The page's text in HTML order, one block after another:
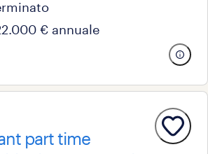
€ annuale
part time